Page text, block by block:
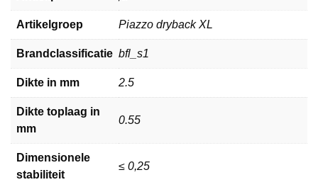
Artikelgroep Piazzo dryback XL
Brandclassificatie bfl_s1
Dikte in mm 2.5
Dikte toplaag in
mm
0.55
Dimensionele
stabiliteit
≤ 0,25